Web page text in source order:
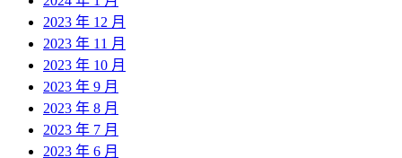
2023 年 12 月
2023 年 11 月
2023 年 10 月
2023 年 9 月
2023 年 8 月
2023 年 7 月
2023 年 6 月